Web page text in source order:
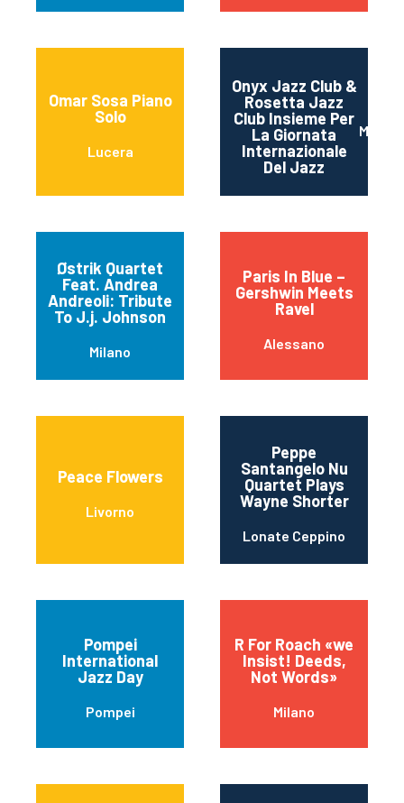
Omar Sosa Piano
Solo
Lucera
Onyx Jazz Club &
Rosetta Jazz
Club Insieme Per
La Giornata
Internazionale
Del Jazz
Matera
Østrik Quartet
Feat. Andrea
Andreoli: Tribute
To J.j. Johnson
Milano
Paris In Blue –
Gershwin Meets
Ravel
Alessano
Peace Flowers
Livorno
Peppe
Santangelo Nu
Quartet Plays
Wayne Shorter
Lonate Ceppino
Pompei
International
Jazz Day
Pompei
R For Roach «we
Insist! Deeds,
Not Words»
Milano